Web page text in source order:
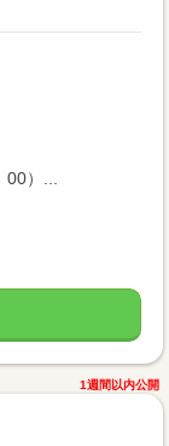
00）...
1週間以内公開